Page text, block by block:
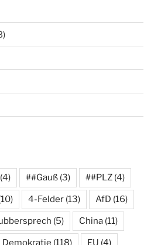
(4) ##Gauß (3) ##PLZ (4)
4-Felder (13) AfD (16)
(5) China (11)
Demokratie (118) EU (4)